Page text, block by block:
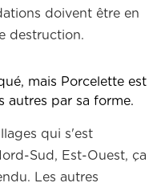
doivent être en
destruction.
mais Porcelette est
autres par sa forme.
qui s'est
Sud, Est-Ouest, ça
Les autres